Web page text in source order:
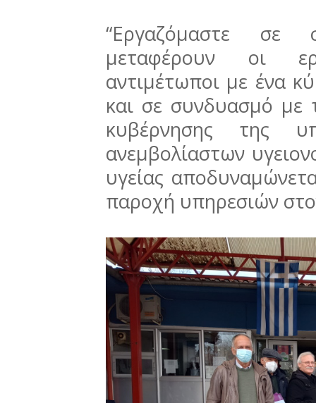
“Εργαζόμαστε σε
μεταφέρουν οι
αντιμέτωποι με ένα
και σε συνδυασμό με
κυβέρνησης της
ανεμβολίαστων
υγείας
παροχή υπηρεσιών